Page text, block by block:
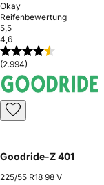
Okay
Reifenbewertung
5,5
4,6
(2.994)
Goodride-Z 401
225/55 R18 98 V